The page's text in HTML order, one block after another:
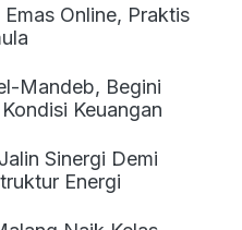
Online, Praktis
Mandeb, Begini
Keuangan
Sinergi Demi
Energi